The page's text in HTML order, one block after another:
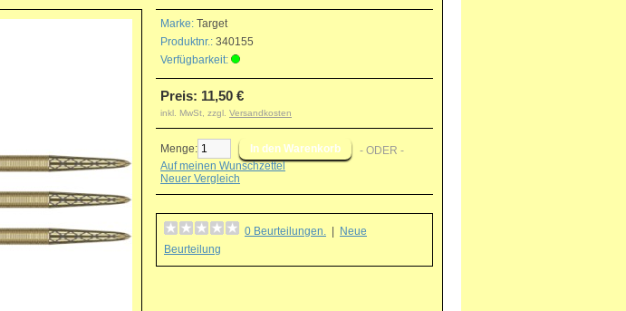
Marke: Target
Produktnr.: 340155
Verfügbarkeit:
Preis: 11,50 €
inkl. MwSt, zzgl. Versandkosten
Menge:
- ODER -
Auf meinen Wunschzettel
Neuer Vergleich
0 Beurteilungen.
Neue
Beurteilung